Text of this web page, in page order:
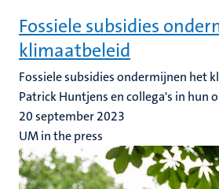
Fossiele subsidies
klimaatbeleid
Fossiele subsidies ondermijnen het
Patrick Huntjens en collega's in hun
20 september 2023
UM in the press